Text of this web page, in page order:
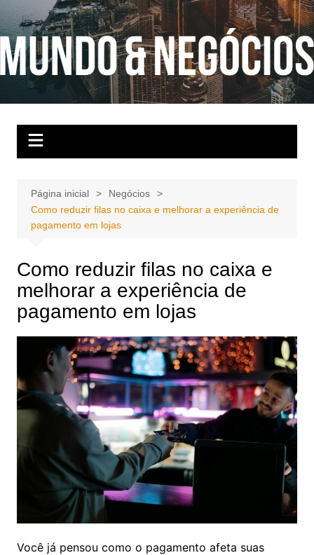
para
conteúdo
Página inicial
Negócios
Como reduzir filas no caixa e melhorar a experiência de
pagamento em lojas
Como reduzir filas no caixa e
melhorar a experiência de
pagamento em lojas
Você já pensou como o pagamento afeta suas